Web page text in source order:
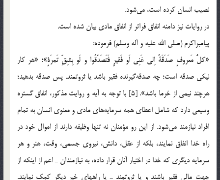
نصیب انسان کرده است، می‌شود.
در روایات نیز دامنه انفاق فراتر از انفاق مادی بیان شده است.
پیامبراکرم (صلی الله علیه و آله وسلم) فرموده:
«کلُّ مَعروفٍ صَدَقَةٌ اِلی غَنِی اَو فَقیرٍ فَتَصَدَّقُوا و لَو بِشِقِّ تَمرَةٍ»؛ «هر کار
نیکی صدقه است؛ چه صدقه‌گیرنده فقیر باشد یا ثروتمند. پس صدقه بدهید؛
هرچند نیمی از خرما باشد». [5] با توجه به آیه و روایت مذکور، انفاق گستره
وسیعی دارد که شامل اعطای همه سرمایه‌های مادی و معنوی انسان به تمام
افراد نیازمند می‌شود. از این رو مؤمنان نه تنها وظیفه دارند از اموال خود در
راه خدا انفاق نمایند، بلکه از عقل، دانش، نیروی جسمی، وقت، هنر و هر
سرمایه دیگری که خدا در اختیار آنان قرار داده، به نیازمندان ـ اعم از اینکه از
جهت مالی فقیر باشند و یا ثروتمند ـ یا راههای خیر دیگر کمک نمایند.